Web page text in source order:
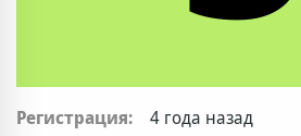
Регистрация:
4 года назад